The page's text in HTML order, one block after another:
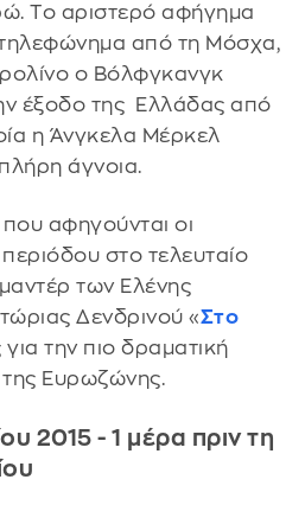
Tο αριστερό αφήγημα
από τη Μόσχα,
ο Βόλφγκανγκ
έξοδο της Ελλάδας από
η Άνγκελα Μέρκελ
άγνοια.
που αφηγούνται οι
στο τελευταίο
των Ελένης
Δενδρινού «Στο
για την πιο δραματική
της Ευρωζώνης.
2015 - 1 μέρα πριν τη